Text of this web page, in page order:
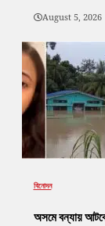
August 5, 2026
বিনোদন
অসমে বন্যায় আটকে